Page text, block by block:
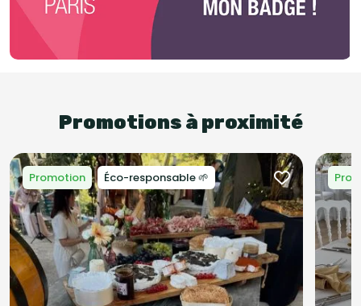
Promotions à proximité
Promotion Éco-responsable 🌱